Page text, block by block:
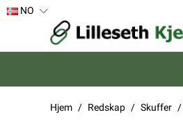
NO
Hjem Redskap Skuffer